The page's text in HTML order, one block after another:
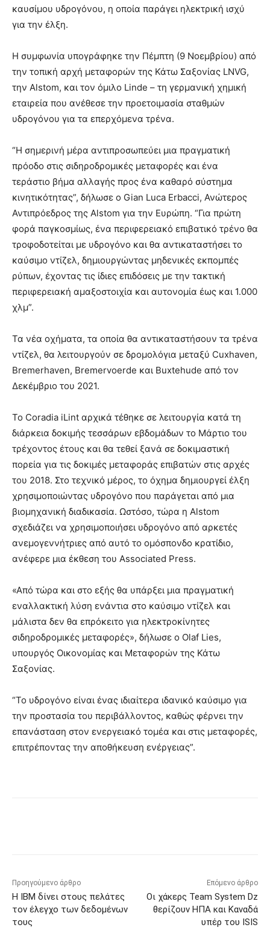
καυσίμου υδρογόνου, η οποία παράγει ηλεκτρική ισχύ
για την έλξη.
Η συμφωνία υπογράφηκε την Πέμπτη (9 Νοεμβρίου) από
την τοπική αρχή μεταφορών της Κάτω Σαξονίας LNVG,
την Alstom, και τον όμιλο Linde – τη γερμανική χημική
εταιρεία που ανέθεσε την προετοιμασία σταθμών
υδρογόνου για τα επερχόμενα τρένα.
“Η σημερινή μέρα αντιπροσωπεύει μια πραγματική
πρόοδο στις σιδηροδρομικές μεταφορές και ένα
τεράστιο βήμα αλλαγής προς ένα καθαρό σύστημα
κινητικότητας”, δήλωσε ο Gian Luca Erbacci, Ανώτερος
Αντιπρόεδρος της Alstom για την Ευρώπη. “Για πρώτη
φορά παγκοσμίως, ένα περιφερειακό επιβατικό τρένο θα
τροφοδοτείται με υδρογόνο και θα αντικαταστήσει το
καύσιμο ντίζελ, δημιουργώντας μηδενικές εκπομπές
ρύπων, έχοντας τις ίδιες επιδόσεις με την τακτική
περιφερειακή αμαξοστοιχία και αυτονομία έως και 1.000
χλμ”.
Τα νέα οχήματα, τα οποία θα αντικαταστήσουν τα τρένα
ντίζελ, θα λειτουργούν σε δρομολόγια μεταξύ Cuxhaven,
Bremerhaven, Bremervoerde και Buxtehude από τον
Δεκέμβριο του 2021.
Το Coradia iLint αρχικά τέθηκε σε λειτουργία κατά τη
διάρκεια δοκιμής τεσσάρων εβδομάδων το Μάρτιο του
τρέχοντος έτους και θα τεθεί ξανά σε δοκιμαστική
πορεία για τις δοκιμές μεταφοράς επιβατών στις αρχές
του 2018. Στο τεχνικό μέρος, το όχημα δημιουργεί έλξη
χρησιμοποιώντας υδρογόνο που παράγεται από μια
βιομηχανική διαδικασία. Ωστόσο, τώρα η Alstom
σχεδιάζει να χρησιμοποιήσει υδρογόνο από αρκετές
ανεμογεννήτριες από αυτό το ομόσπονδο κρατίδιο,
ανέφερε μια έκθεση του Associated Press.
«Από τώρα και στο εξής θα υπάρξει μια πραγματική
εναλλακτική λύση ενάντια στο καύσιμο ντίζελ και
μάλιστα δεν θα επρόκειτο για ηλεκτροκίνητες
σιδηροδρομικές μεταφορές», δήλωσε ο Olaf Lies,
υπουργός Οικονομίας και Μεταφορών της Κάτω
Σαξονίας.
“Το υδρογόνο είναι ένας ιδιαίτερα ιδανικό καύσιμο για
την προστασία του περιβάλλοντος, καθώς φέρνει την
επανάσταση στον ενεργειακό τομέα και στις μεταφορές,
επιτρέποντας την αποθήκευση ενέργειας”.
Προηγούμενο άρθρο
Η IBM δίνει στους πελάτες
τον έλεγχο των δεδομένων
τους
Επόμενο άρθρο
Οι χάκερς Team System Dz
θερίζουν ΗΠΑ και Καναδά
υπέρ του ISIS